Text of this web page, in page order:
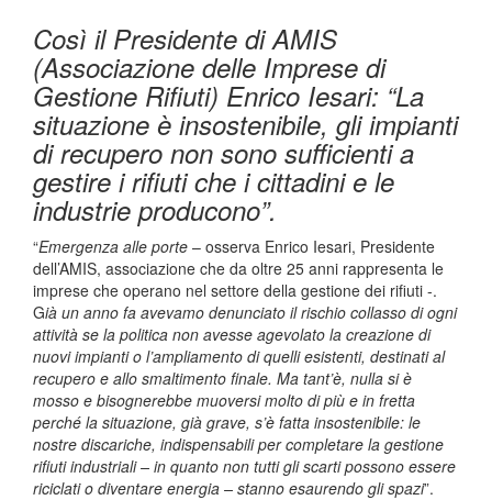
Così il Presidente di AMIS
(Associazione delle Imprese di
Gestione Rifiuti) Enrico Iesari: “La
situazione è insostenibile, gli impianti
di recupero non sono sufficienti a
gestire i rifiuti che i cittadini e le
industrie producono”.
“Emergenza alle porte – osserva Enrico Iesari, Presidente
dell’AMIS, associazione che da oltre 25 anni rappresenta le
imprese che operano nel settore della gestione dei rifiuti -.
Già un anno fa avevamo denunciato il rischio collasso di ogni
attività se la politica non avesse agevolato la creazione di
nuovi impianti o l’ampliamento di quelli esistenti, destinati al
recupero e allo smaltimento finale. Ma tant’è, nulla si è
mosso e bisognerebbe muoversi molto di più e in fretta
perché la situazione, già grave, s’è fatta insostenibile: le
nostre discariche, indispensabili per completare la gestione
rifiuti industriali – in quanto non tutti gli scarti possono essere
riciclati o diventare energia – stanno esaurendo gli spazi”.